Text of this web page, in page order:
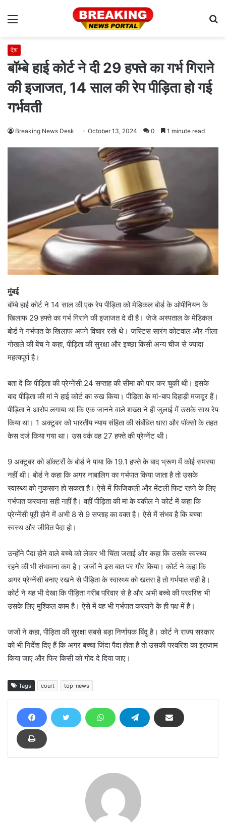
Menu
देश
बॉम्बे हाई कोर्ट ने दी 29 हफ्ते का गर्भ गिराने
की इजाजत, 14 साल की रेप पीड़िता हो गई
गर्भवती
Breaking News Desk October 13, 2024 0 1 minute read
मुंबई
बॉम्बे हाई कोर्ट ने 14 साल की एक रेप पीड़िता को मेडिकल बोर्ड के ओपीनियन के
खिलाफ 29 हफ्ते का गर्भ गिराने की इजाजत दे दी है। जेजे अस्पताल के मेडिकल
बोर्ड ने गर्भपात के खिलाफ अपने विचार रखे थे। जस्टिस सारंग कोटवाल और नीला
गोखले की बेंच ने कहा, पीड़िता की सुरक्षा और इच्छा किसी अन्य चीज से ज्यादा
महत्वपूर्ण है।
बता दें कि पीड़िता की प्रेग्नेंसी 24 सप्ताह की सीमा को पार कर चुकी थी। इसके
बाद पीड़िता की मां ने हाई कोर्ट का रुख किया। पीड़िता के मां-बाप दिहाड़ी मजदूर हैं।
पीड़िता ने आरोप लगाया था कि एक जानने वाले शख्स ने ही जुलाई में उसके साथ रेप
किया था। 1 अक्टूबर को भारतीय न्याय संहिता की संबंधित धारा और पॉक्सो के तहत
केस दर्ज किया गया था। उस वर्क वह 27 हफ्ते की प्रेग्नेंट थी।
9 अक्टूबर को डॉक्टरों के बोर्ड ने पाया कि 19.1 हफ्ते के बाद भ्रूण में कोई समस्या
नहीं थी। बोर्ड ने कहा कि अगर नाबालिग का गर्भपात किया जाता है तो उसके
स्वास्थ्य को नुकसान हो सकता है। ऐसे में फिजिकली और मेंटली फिट रहने के लिए
गर्भपात करवाना सही नहीं है। वहीं पीड़िता की मां के वकील ने कोर्ट में कहा कि
प्रेग्नेंसी पूरी होने में अभी 8 से 9 सप्ताह का वक्त है। ऐसे में संभव है कि बच्चा
स्वस्थ और जीवित पैदा हो।
उन्होंने पैदा होने वाले बच्चे को लेकर भी चिंता जताई और कहा कि उसके स्वस्थ्य
रहने की भी संभावना कम है। जजों ने इस बात पर गौर किया। कोर्ट ने कहा कि
अगर प्रेग्नेंसी बनाए रखने से पीड़िता के स्वास्थ्य को खतरा है तो गर्भपात सही है।
कोर्ट ने यह भी देखा कि पीड़िता गरीब परिवार से है और अभी बच्चे की परवरिश भी
उसके लिए मुश्किल काम है। ऐसे में वह भी गर्भपात करवाने के ही पक्ष में है।
जजों ने कहा, पीड़िता की सुरक्षा सबसे बड़ा निर्णायक बिंदु है। कोर्ट ने राज्य सरकार
को भी निर्देश दिए हैं कि अगर बच्चा जिंदा पैदा होता है तो उसकी परवरिश का इंतजाम
किया जाए और फिर किसी को गोद दे दिया जाए।
Tags court top-news